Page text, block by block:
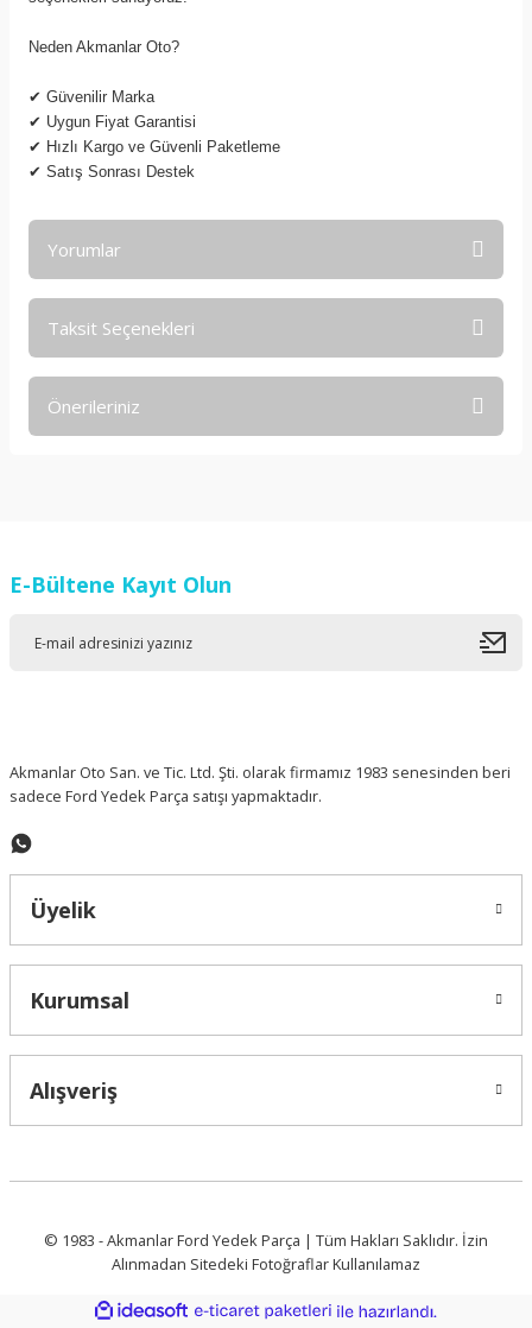
Neden Akmanlar Oto?
✔ Güvenilir Marka
✔ Uygun Fiyat Garantisi
✔ Hızlı Kargo ve Güvenli Paketleme
✔ Satış Sonrası Destek
Yorumlar
Taksit Seçenekleri
Önerileriniz
Ürün resmi kalitesiz, bozuk veya görüntülenemiyor.
E-Bültene Kayıt Olun
Akmanlar Oto San. ve Tic. Ltd. Şti. olarak firmamız 1983 senesinden beri
sadece Ford Yedek Parça satışı yapmaktadır.
Üyelik
Kurumsal
Alışveriş
© 1983 - Akmanlar Ford Yedek Parça | Tüm Hakları Saklıdır. İzin
Alınmadan Sitedeki Fotoğraflar Kullanılamaz
ideasoft
e-